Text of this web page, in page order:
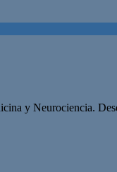
y Neurociencia.